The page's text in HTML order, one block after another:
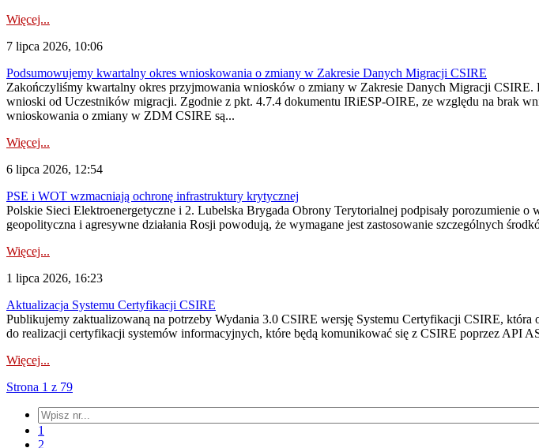
Więcej...
7 lipca 2026, 10:06
Podsumowujemy kwartalny okres wnioskowania o zmiany w Zakresie Danych Migracji CSIRE
Zakończyliśmy kwartalny okres przyjmowania wniosków o zmiany w Zakresie Danych Migracji CSIRE.
wnioski od Uczestników migracji. Zgodnie z pkt. 4.7.4 dokumentu IRiESP-OIRE, ze względu na brak
wnioskowania o zmiany w ZDM CSIRE są...
Więcej...
6 lipca 2026, 12:54
PSE i WOT wzmacniają ochronę infrastruktury krytycznej
Polskie Sieci Elektroenergetyczne i 2. Lubelska Brygada Obrony Terytorialnej podpisały porozumienie
geopolityczna i agresywne działania Rosji powodują, że wymagane jest zastosowanie szczególnych
Więcej...
1 lipca 2026, 16:23
Aktualizacja Systemu Certyfikacji CSIRE
Publikujemy zaktualizowaną na potrzeby Wydania 3.0 CSIRE wersję Systemu Certyfikacji CSIRE,
do realizacji certyfikacji systemów informacyjnych, które będą komunikować się z CSIRE poprzez API
Więcej...
Strona 1 z 79
1
2